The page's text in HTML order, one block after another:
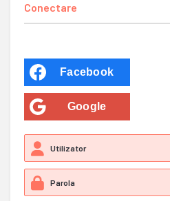
Conectare
Facebook
Google